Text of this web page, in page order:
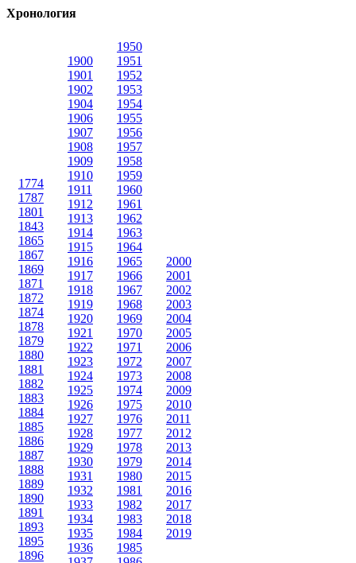
Хронология
1774
1787
1801
1843
1865
1867
1869
1871
1872
1874
1878
1879
1880
1881
1882
1883
1884
1885
1886
1887
1888
1889
1890
1891
1893
1895
1896
1900
1901
1902
1904
1906
1907
1908
1909
1910
1911
1912
1913
1914
1915
1916
1917
1918
1919
1920
1921
1922
1923
1924
1925
1926
1927
1928
1929
1930
1931
1932
1933
1934
1935
1936
1950
1951
1952
1953
1954
1955
1956
1957
1958
1959
1960
1961
1962
1963
1964
1965
1966
1967
1968
1969
1970
1971
1972
1973
1974
1975
1976
1977
1978
1979
1980
1981
1982
1983
1984
1985
2000
2001
2002
2003
2004
2005
2006
2007
2008
2009
2010
2011
2012
2013
2014
2015
2016
2017
2018
2019